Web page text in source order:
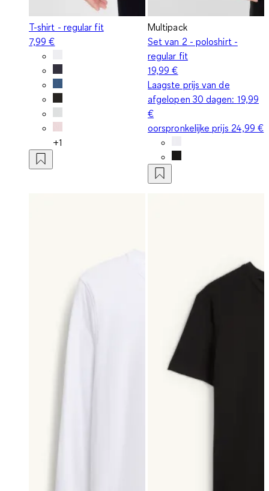
T-shirt - regular fit
7,99 €
+1
Multipack
Set van 2 - poloshirt -
regular fit
19,99 €
Laagste prijs van de
afgelopen 30 dagen: 19,99
€
oorspronkelijke prijs 24,99 €